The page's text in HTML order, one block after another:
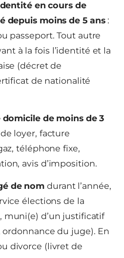
en cours de
depuis moins de 5 ans:
passeport. Tout autre
à la fois l’identité et la
(décret de
de nationalité
de moins de 3
loyer, facture
téléphone fixe,
avis d’imposition.
de nom durant l’année,
élections de la
muni(e) d’un justificatif
du juge). En
divorce (livret de